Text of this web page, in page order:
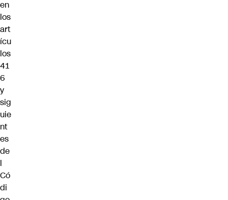
en
los
art
ícu
los
41
6
y
sig
uie
nt
es
de
l
Có
di